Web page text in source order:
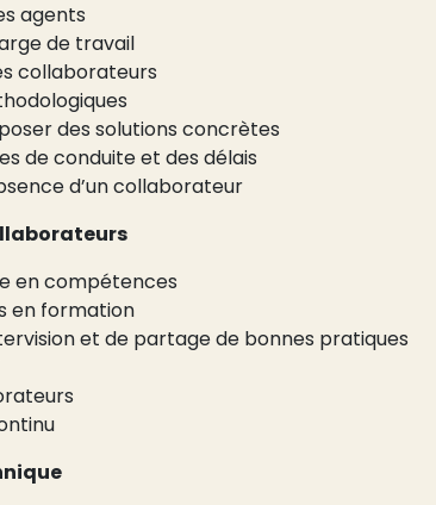
agents
de travail
collaborateurs
des solutions concrètes
de conduite et des délais
d’un collaborateur
en compétences
en formation
et de partage de bonnes pratiques